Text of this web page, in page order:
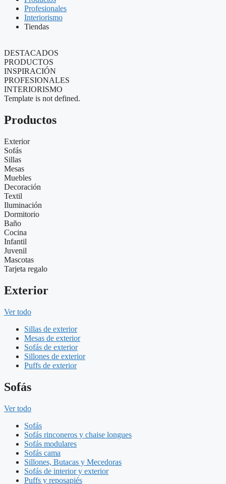
Profesionales
Interiorismo
Tiendas
DESTACADOS
PRODUCTOS
INSPIRACIÓN
PROFESIONALES
INTERIORISMO
Template is not defined.
Productos
Exterior
Sofás
Sillas
Mesas
Muebles
Decoración
Textil
Iluminación
Dormitorio
Baño
Cocina
Infantil
Juvenil
Mascotas
Tarjeta regalo
Exterior
Ver todo
Sillas de exterior
Mesas de exterior
Sofás de exterior
Sillones de exterior
Puffs de exterior
Sofás
Ver todo
Sofás
Sofás rinconeros y chaise longues
Sofás modulares
Sofás cama
Sillones, Butacas y Mecedoras
Sofás de interior y exterior
Puffs y reposapiés